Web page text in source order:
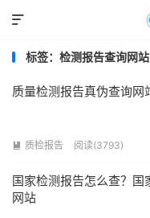

标签：检测报告查询网站
质量检测报告真伪查询网
 质检报告 阅读(3793)
国家检测报告怎么查？国
网站